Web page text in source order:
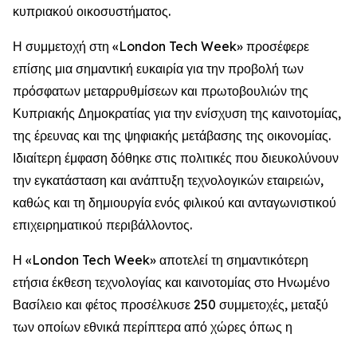
κυπριακού οικοσυστήματος.
Η συμμετοχή στη «London Tech Week» προσέφερε
επίσης μια σημαντική ευκαιρία για την προβολή των
πρόσφατων μεταρρυθμίσεων και πρωτοβουλιών της
Κυπριακής Δημοκρατίας για την ενίσχυση της καινοτομίας,
της έρευνας και της ψηφιακής μετάβασης της οικονομίας.
Ιδιαίτερη έμφαση δόθηκε στις πολιτικές που διευκολύνουν
την εγκατάσταση και ανάπτυξη τεχνολογικών εταιρειών,
καθώς και τη δημιουργία ενός φιλικού και ανταγωνιστικού
επιχειρηματικού περιβάλλοντος.
Η «London Tech Week» αποτελεί τη σημαντικότερη
ετήσια έκθεση τεχνολογίας και καινοτομίας στο Ηνωμένο
Βασίλειο και φέτος προσέλκυσε 250 συμμετοχές, μεταξύ
των οποίων εθνικά περίπτερα από χώρες όπως η